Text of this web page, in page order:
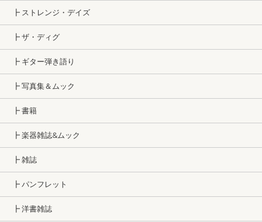
┣ ストレンジ・デイズ
┣ ザ・ディグ
┣ ギター弾き語り
┣ 写真集＆ムック
┣ 書籍
┣ 楽器雑誌&ムック
┣ 雑誌
┣ パンフレット
┣ 洋書雑誌